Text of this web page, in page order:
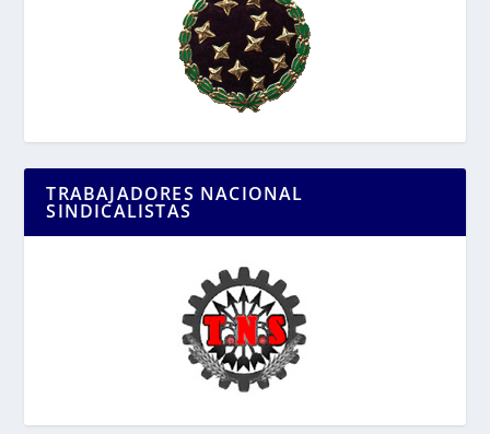
TRABAJADORES NACIONAL
SINDICALISTAS